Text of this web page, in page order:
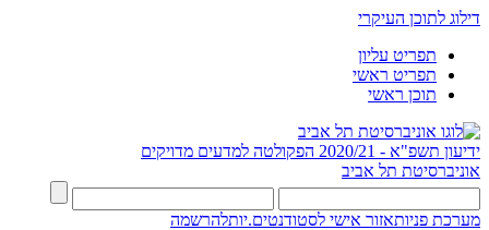
דילוג לתוכן העיקרי
תפריט עליון
תפריט ראשי
תוכן ראשי
ידיעון תשפ"א - 2020/21
הפקולטה למדעים מדויקים
אוניברסיטת תל אביב
מערכת פניותאזור אישי לסטודנטים.יותלהרשמה